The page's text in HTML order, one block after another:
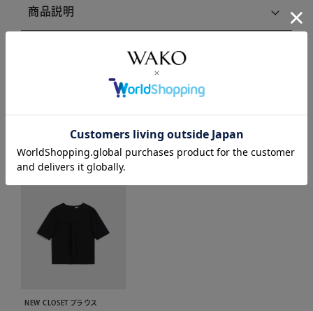
商品説明
注意事項・キャンセル・返品
関連商品はこちら
NEW CLOSET ブラウス